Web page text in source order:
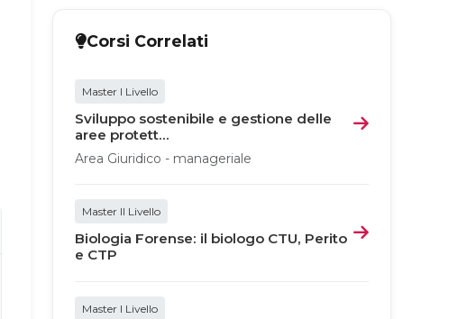
Corsi Correlati
Master I Livello
Sviluppo sostenibile e gestione delle
aree protett...
Area Giuridico - manageriale
Master II Livello
Biologia Forense: il biologo CTU, Perito
e CTP
Master I Livello